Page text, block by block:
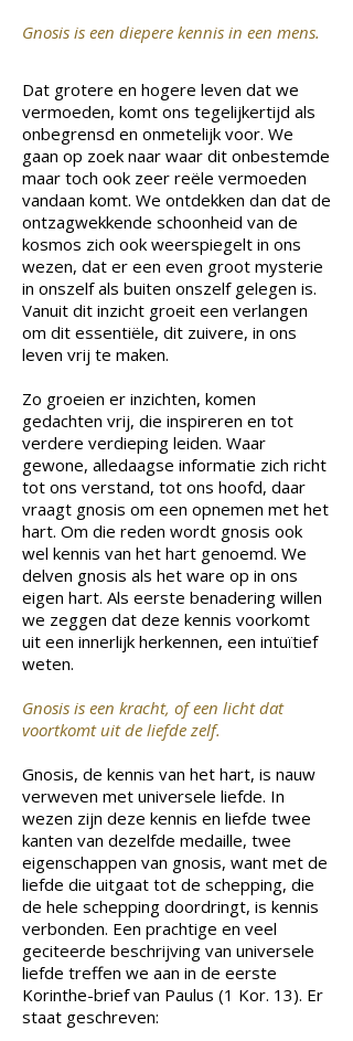
Gnosis is een diepere kennis in een mens.
Dat grotere en hogere leven dat we
vermoeden, komt ons tegelijkertijd als
onbegrensd en onmetelijk voor. We
gaan op zoek naar waar dit onbestemde
maar toch ook zeer reële vermoeden
vandaan komt. We ontdekken dan dat de
ontzagwekkende schoonheid van de
kosmos zich ook weerspiegelt in ons
wezen, dat er een even groot mysterie
in onszelf als buiten onszelf gelegen is.
Vanuit dit inzicht groeit een verlangen
om dit essentiële, dit zuivere, in ons
leven vrij te maken.
Zo groeien er inzichten, komen
gedachten vrij, die inspireren en tot
verdere verdieping leiden. Waar
gewone, alledaagse informatie zich richt
tot ons verstand, tot ons hoofd, daar
vraagt gnosis om een opnemen met het
hart. Om die reden wordt gnosis ook
wel kennis van het hart genoemd. We
delven gnosis als het ware op in ons
eigen hart. Als eerste benadering willen
we zeggen dat deze kennis voorkomt
uit een innerlijk herkennen, een intuïtief
weten.
Gnosis is een kracht, of een licht dat
voortkomt uit de liefde zelf.
Gnosis, de kennis van het hart, is nauw
verweven met universele liefde. In
wezen zijn deze kennis en liefde twee
kanten van dezelfde medaille, twee
eigenschappen van gnosis, want met de
liefde die uitgaat tot de schepping, die
de hele schepping doordringt, is kennis
verbonden. Een prachtige en veel
geciteerde beschrijving van universele
liefde treffen we aan in de eerste
Korinthe-brief van Paulus (1 Kor. 13). Er
staat geschreven: